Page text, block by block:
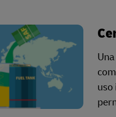
uso